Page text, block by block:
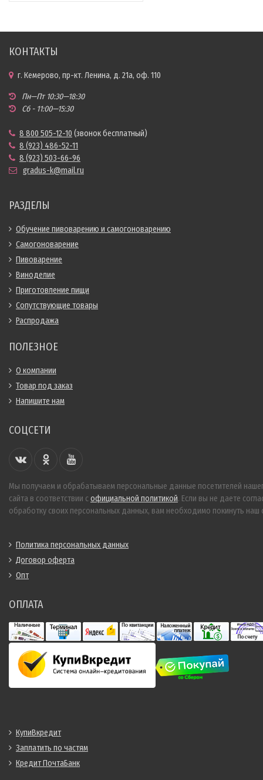
КОНТАКТЫ
г. Кемерово, пр-кт. Ленина, д. 21а, оф. 110
Пн—Пт 10:30—18:30
Сб - 11:00—15:30
8 800 505-12-10 (звонок бесплатный)
8 (923) 486-52-11
8 (923) 503-66-96
gradus-k@mail.ru
РАЗДЕЛЫ
Обучение пивоварению и самогоноварению
Самогоноварение
Пивоварение
Виноделие
Приготовление пищи
Сопутствующие товары
Распродажа
ПОЛЕЗНОЕ
О компании
Товар под заказ
Напишите нам
СОЦСЕТИ
Мы получаем и обрабатываем персональные данные посетителей
сайта в соответствии с официальной политикой. Если вы не даете
обработку своих персональных данных, вам необходимо покинуть наш
Политика персональных данных
Договор оферта
Опт
ОПЛАТА
КупиВкредит
Заплатить по частям
Кредит ПочтаБанк